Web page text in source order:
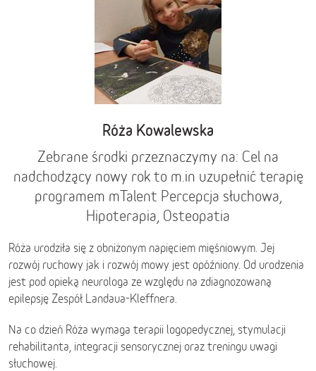
Róża Kowalewska
Zebrane środki przeznaczymy na: Cel na
nadchodzący nowy rok to m.in uzupełnić terapię
programem mTalent Percepcja słuchowa,
Hipoterapia, Osteopatia
Róża urodziła się z obniżonym napięciem mięśniowym. Jej
rozwój ruchowy jak i rozwój mowy jest opóźniony. Od urodzenia
jest pod opieką neurologa ze względu na zdiagnozowaną
epilepsję Zespół Landaua-Kleffnera.
Na co dzień Róża wymaga terapii logopedycznej, stymulacji
rehabilitanta, integracji sensorycznej oraz treningu uwagi
słuchowej.